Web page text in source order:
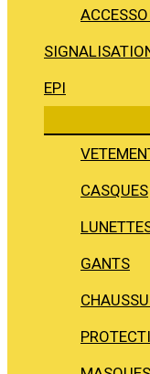
EPI
CASQUES
GANTS